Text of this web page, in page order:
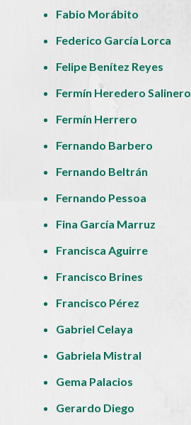
Fabio Morábito
Federico García Lorca
Felipe Benítez Reyes
Fermín Heredero Salinero
Fermín Herrero
Fernando Barbero
Fernando Beltrán
Fernando Pessoa
Fina García Marruz
Francisca Aguirre
Francisco Brines
Francisco Pérez
Gabriel Celaya
Gabriela Mistral
Gema Palacios
Gerardo Diego